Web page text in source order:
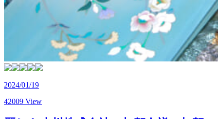
2024/01/19
42009 View